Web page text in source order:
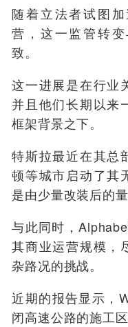
随着立法者试图
营，这一监管转
致。
这一进展是在行业
并且他们长期以来
框架背景之下。
特斯拉最近在其总
顿等城市启动了其
是由少量改装后的
与此同时，
其商业运营规模，
杂路况的挑战。
近期的报告显示，
闭高速公路的施工